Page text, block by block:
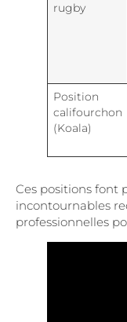
rugby
Position
califourchon
(Koala)
Ces positions font
incontournables
professionnelles